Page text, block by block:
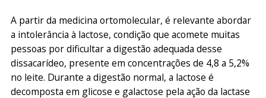
A partir da medicina ortomolecular, é relevante abordar
a intolerância à lactose, condição que acomete muitas
pessoas por dificultar a digestão adequada desse
dissacarídeo, presente em concentrações de 4,8 a 5,2%
no leite. Durante a digestão normal, a lactose é
decomposta em glicose e galactose pela ação da lactase